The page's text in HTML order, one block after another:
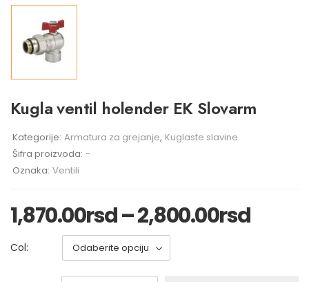
Kugla ventil holender EK Slovarm
Kategorije: Armatura za grejanje, Kuglaste slavine
Šifra proizvoda: -
Oznaka: Ventili
1,870.00rsd–2,800.00rsd
Col: